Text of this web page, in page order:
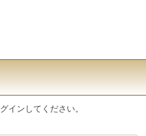
インしてください。